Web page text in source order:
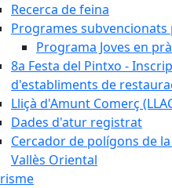
Recerca de feina
Programes subvencionats
Programa Joves en
8a Festa del Pintxo -
d'establiments de
Lliçà d'Amunt Comerç
Dades d'atur registrat
Cercador de polígons de
Vallès Oriental